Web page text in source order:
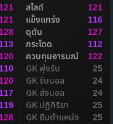
121
121
128
120
120
128
สไลด์ 121
แข็งแกร่ง 116
ดุดัน 127
กระโดด 112
ควบคุมอารมณ์ 122
GK พุ่งรับ 25
GK รับบอล 24
GK ส่งบอล 24
GK ปฏิกิริยา 25
GK ยืนตำแหน่ง 25